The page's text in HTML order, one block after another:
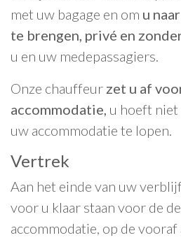
met uw bagage en om u
te brengen, privé en
u en uw medepassagiers.
Onze chauffeur zet u af
accommodatie, u hoeft niet
uw accommodatie te lopen.
Vertrek
Aan het einde van uw
voor u klaar staan voor de
accommodatie, op de